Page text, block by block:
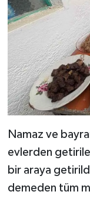
Namaz ve
evlerden
bir araya
demeden tüm